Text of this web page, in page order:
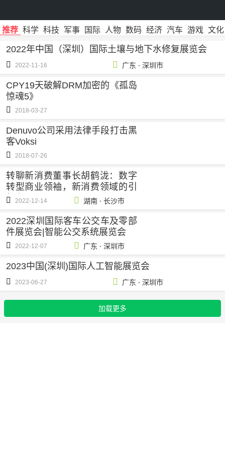
推荐 科学 科技 军事 国际 人物 数码 经济 汽车 游戏 文化
2022年中国（深圳）国际土壤与地下水修复展览会
2022-11-16 广东 · 深圳市
CPY19天破解DRM加密的《孤岛
惊魂5》
2018-03-27
Denuvo公司采用法律手段打击黑
客Voksi
2018-07-26
转聊新消费董事长胡鹤泷：数字
转型商业领袖，新消费领域的引
领者2022-12-14 湖南 ·长沙市
2022深圳国际客车公交车及零部
件展览会|智能公交系统展览会
2022-12-07 广东 ·深圳市
2023中国(深圳)国际人工智能展览会
2023-06-27 广东 · 深圳市
加载更多